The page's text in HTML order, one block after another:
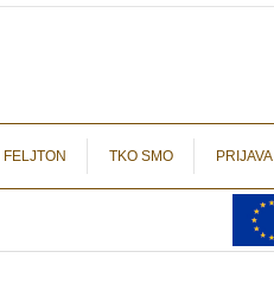
FELJTON TKO SMO PRIJAVA